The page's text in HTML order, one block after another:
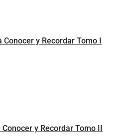
Conocer y Recordar Tomo I
y Recordar Tomo II